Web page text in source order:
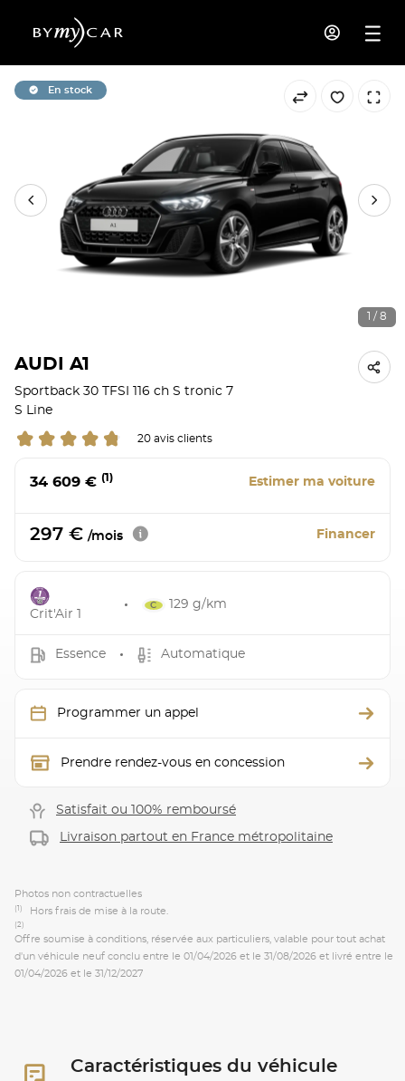
En stock
1 / 8
AUDI A1
Sportback 30 TFSI 116 ch S tronic 7
S Line
20 avis clients
34 609 € (1) Estimer ma voiture
297 € /mois Financer
Crit'Air 1
129 g/km
Essence Automatique
Programmer un appel
Prendre rendez-vous en concession
Satisfait ou 100% remboursé
Livraison partout en France métropolitaine
Photos non contractuelles
(1) Hors frais de mise à la route.
(2)
Offre soumise à conditions, réservée aux particuliers, valable pour tout achat
d'un véhicule neuf conclu entre le 01/04/2026 et le 31/08/2026 et livré entre le
01/04/2026 et le 31/12/2027
Caractéristiques du véhicule